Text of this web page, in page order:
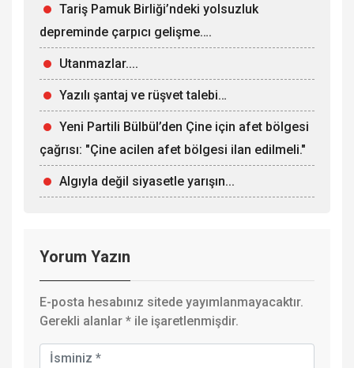
Tariş Pamuk Birliği’ndeki yolsuzluk
depreminde çarpıcı gelişme….
Utanmazlar....
Yazılı şantaj ve rüşvet talebi…
Yeni Partili Bülbül’den Çine için afet bölgesi
çağrısı: "Çine acilen afet bölgesi ilan edilmeli."
Algıyla değil siyasetle yarışın...
Yorum Yazın
E-posta hesabınız sitede yayımlanmayacaktır.
Gerekli alanlar * ile işaretlenmişdir.